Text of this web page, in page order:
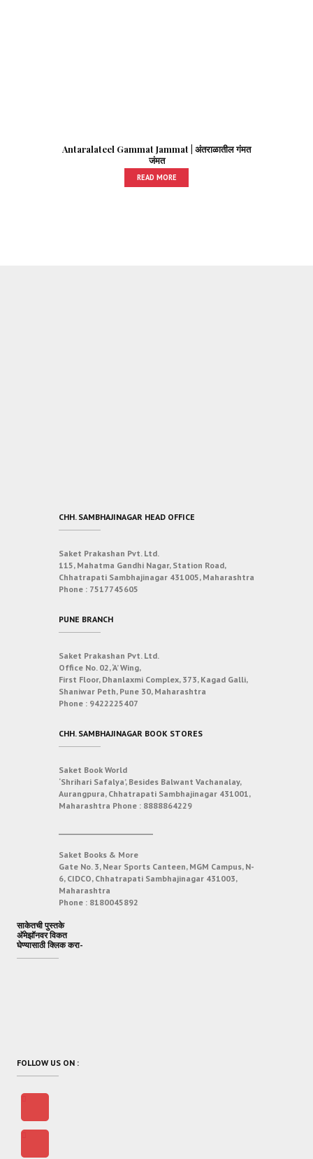
Antaralateel Gammat Jammat | अंतराळातील गंमत
जंमत
READ MORE
CHH. SAMBHAJINAGAR HEAD OFFICE
Saket Prakashan Pvt. Ltd.
115, Mahatma Gandhi Nagar, Station Road,
Chhatrapati Sambhajinagar 431005, Maharashtra
Phone : 7517745605
PUNE BRANCH
Saket Prakashan Pvt. Ltd.
Office No. 02, ‘A’ Wing,
First Floor, Dhanlaxmi Complex, 373, Kagad Galli,
Shaniwar Peth, Pune 30, Maharashtra
Phone : 9422225407
CHH. SAMBHAJINAGAR BOOK STORES
Saket Book World
‘Shrihari Safalya’, Besides Balwant Vachanalay,
Aurangpura, Chhatrapati Sambhajinagar 431001,
Maharashtra Phone : 8888864229
Saket Books & More
Gate No. 3, Near Sports Canteen, MGM Campus, N-
6, CIDCO, Chhatrapati Sambhajinagar 431003,
Maharashtra
Phone : 8180045892
साकेतची पुस्तके
अ‍ॅमेझॉनवर विकत
घेण्यासाठी क्लिक करा-
FOLLOW US ON :